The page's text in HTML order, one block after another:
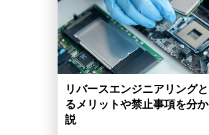
リバースエンジニアリング
るメリットや禁止事項を分
説